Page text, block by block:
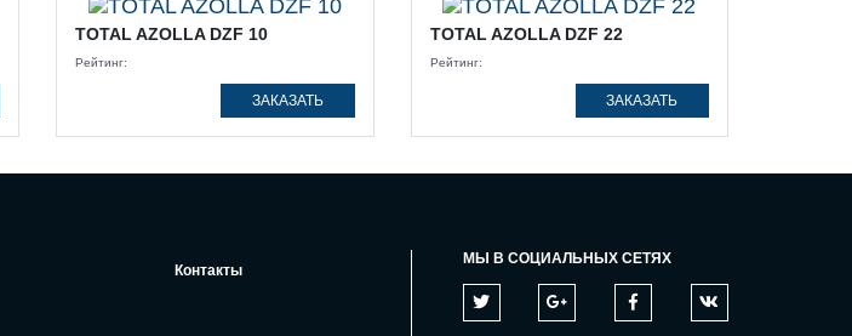
TOTAL AZOLLA DZF 10
Рейтинг:
ЗАКАЗАТЬ
TOTAL AZOLLA DZF 22
Рейтинг:
ЗАКАЗАТЬ
Контакты
МЫ В СОЦИАЛЬНЫХ СЕТЯХ